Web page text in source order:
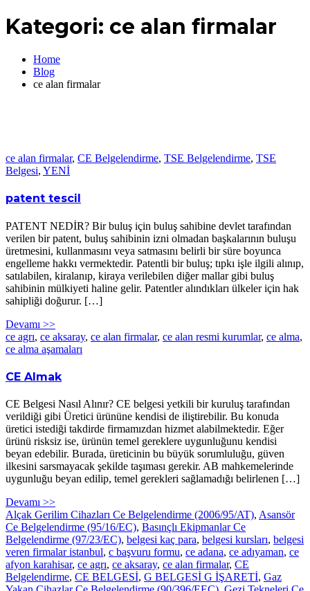
Kategori: ce alan firmalar
Home
Blog
ce alan firmalar
ce alan firmalar, CE Belgelendirme, TSE Belgelendirme, TSE
Belgesi, YENİ
patent tescil
PATENT NEDİR? Bir buluş için buluş sahibine devlet tarafından
verilen bir patent, buluş sahibinin izni olmadan başkalarının buluşu
üretmesini, kullanmasını veya satmasını belirli bir süre boyunca
engelleme hakkı vermektedir. Patentli bir buluş; tıpkı işle ilgili alınıp,
satılabilen, kiralanıp, kiraya verilebilen diğer mallar gibi buluş
sahibinin mülkiyeti haline gelir. Patentler alındıkları ülkeler için hak
sahipliği doğurur. […]
Devamı >>
ce agrı, ce aksaray, ce alan firmalar, ce alan resmi kurumlar, ce alma,
ce alma aşamaları
CE Almak
CE Belgesi Nasıl Alınır? CE belgesi yetkili bir kuruluş tarafından
verildiği gibi Üretici ürününe kendisi de iliştirebilir. Bu konuda
üretici istediği takdirde firmamızdan hizmet alabilmektedir. Eğer
ürünü risksiz ise, ürünün temel gereklere uygunluğunu kendisi
beyan edebilir. Burada, üreticinin bu büyük sorumluluğu, güven
ilkesini sarsmayacak şekilde taşıması gerekir. AB mahkemelerinde
uygunluğu beyan edilip, temel gerekleri sağlamadığı belirlenen […]
Devamı >>
Alçak Gerilim Cihazları Ce Belgelendirme (2006/95/AT), Asansör
Ce Belgelendirme (95/16/EC), Basınçlı Ekipmanlar Ce
Belgelendirme (97/23/EC), belgesi kaç para, belgesi kursları, belgesi
veren firmalar istanbul, c başvuru formu, ce adana, ce adıyaman, ce
afyon karahisar, ce agrı, ce aksaray, ce alan firmalar, CE
Belgelendirme, CE BELGESİ, G BELGESİ G İŞARETİ, Gaz